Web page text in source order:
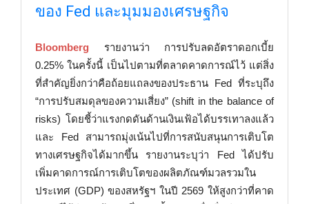
ของ Fed และมุมมองเศรษฐกิจ
Bloomberg รายงานว่า การปรับลดอัตราดอกเบี้ย
0.25% ในครั้งนี้ เป็นไปตามที่ตลาดคาดการณ์ไว้ แต่สิ่ง
ที่สำคัญยิ่งกว่าคือถ้อยแถลงของประธาน Fed ที่ระบุถึง
“การปรับสมดุลของความเสี่ยง” (shift in the balance of
risks) โดยชี้ว่าแรงกดดันด้านเงินเฟ้อได้บรรเทาลงแล้ว
และ Fed สามารถมุ่งเน้นไปที่การสนับสนุนการเติบโต
ทางเศรษฐกิจได้มากขึ้น รายงานระบุว่า Fed ได้ปรับ
เพิ่มคาดการณ์การเติบโตของผลิตภัณฑ์มวลรวมใน
ประเทศ (GDP) ของสหรัฐฯ ในปี 2569 ให้สูงกว่าที่คาด